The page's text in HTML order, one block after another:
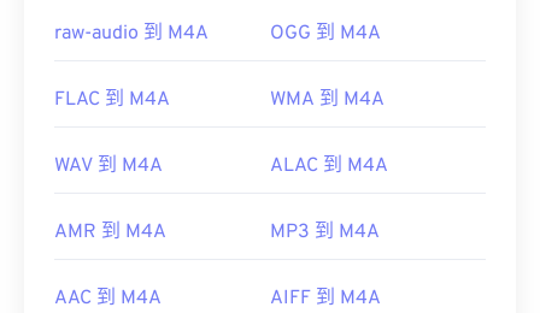
https://en.wikipedia.org/wiki/MPEG-4_Part_14
raw-audio 到 M4A OGG 到 M4A
FLAC 到 M4A WMA 到 M4A
WAV 到 M4A ALAC 到 M4A
AMR 到 M4A MP3 到 M4A
AAC 到 M4A AIFF 到 M4A